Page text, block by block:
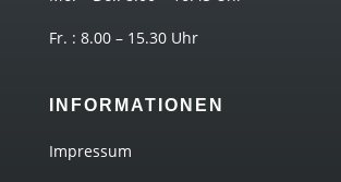
Fr. : 8.00 – 15.30 Uhr
INFORMATIONEN
Impressum